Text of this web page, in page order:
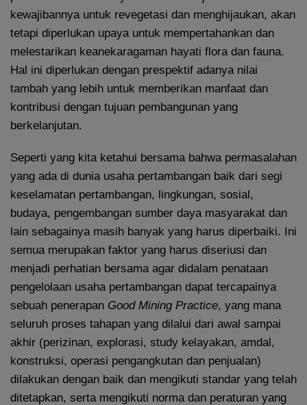
kewajibannya untuk revegetasi dan menghijaukan, akan
tetapi diperlukan upaya untuk mempertahankan dan
melestarikan keanekaragaman hayati flora dan fauna.
Hal ini diperlukan dengan prespektif adanya nilai
tambah yang lebih untuk memberikan manfaat dan
kontribusi dengan tujuan pembangunan yang
berkelanjutan.
Seperti yang kita ketahui bersama bahwa permasalahan
yang ada di dunia usaha pertambangan baik dari segi
keselamatan pertambangan, lingkungan, sosial,
budaya, pengembangan sumber daya masyarakat dan
lain sebagainya masih banyak yang harus diperbaiki. Ini
semua merupakan faktor yang harus diseriusi dan
menjadi perhatian bersama agar didalam penataan
pengelolaan usaha pertambangan dapat tercapainya
sebuah penerapan Good Mining Practice, yang mana
seluruh proses tahapan yang dilalui dari awal sampai
akhir (perizinan, explorasi, study kelayakan, amdal,
konstruksi, operasi pengangkutan dan penjualan)
dilakukan dengan baik dan mengikuti standar yang telah
ditetapkan, serta mengikuti norma dan peraturan yang